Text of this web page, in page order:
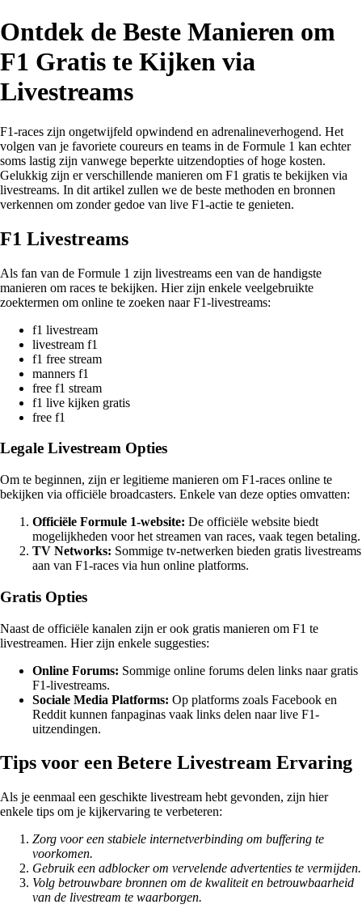
Ontdek de Beste Manieren om
F1 Gratis te Kijken via
Livestreams
F1-races zijn ongetwijfeld opwindend en adrenalineverhogend. Het
volgen van je favoriete coureurs en teams in de Formule 1 kan echter
soms lastig zijn vanwege beperkte uitzendopties of hoge kosten.
Gelukkig zijn er verschillende manieren om F1 gratis te bekijken via
livestreams. In dit artikel zullen we de beste methoden en bronnen
verkennen om zonder gedoe van live F1-actie te genieten.
F1 Livestreams
Als fan van de Formule 1 zijn livestreams een van de handigste
manieren om races te bekijken. Hier zijn enkele veelgebruikte
zoektermen om online te zoeken naar F1-livestreams:
f1 livestream
livestream f1
f1 free stream
manners f1
free f1 stream
f1 live kijken gratis
free f1
Legale Livestream Opties
Om te beginnen, zijn er legitieme manieren om F1-races online te
bekijken via officiële broadcasters. Enkele van deze opties omvatten:
Officiële Formule 1-website: De officiële website biedt
mogelijkheden voor het streamen van races, vaak tegen betaling.
TV Networks: Sommige tv-netwerken bieden gratis livestreams
aan van F1-races via hun online platforms.
Gratis Opties
Naast de officiële kanalen zijn er ook gratis manieren om F1 te
livestreamen. Hier zijn enkele suggesties:
Online Forums: Sommige online forums delen links naar gratis
F1-livestreams.
Sociale Media Platforms: Op platforms zoals Facebook en
Reddit kunnen fanpaginas vaak links delen naar live F1-
uitzendingen.
Tips voor een Betere Livestream Ervaring
Als je eenmaal een geschikte livestream hebt gevonden, zijn hier
enkele tips om je kijkervaring te verbeteren:
Zorg voor een stabiele internetverbinding om buffering te
voorkomen.
Gebruik een adblocker om vervelende advertenties te vermijden.
Volg betrouwbare bronnen om de kwaliteit en betrouwbaarheid
van de livestream te waarborgen.